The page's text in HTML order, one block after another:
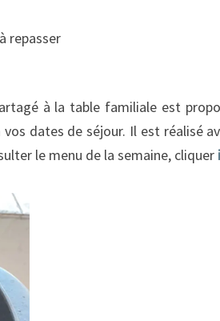
repasser
à la table familiale est
dates de séjour. Il est réalisé
le menu de la semaine, cliquer